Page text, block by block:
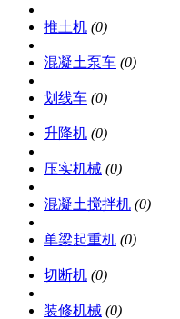
推土机 (0)
混凝土泵车 (0)
划线车 (0)
升降机 (0)
压实机械 (0)
混凝土搅拌机 (0)
单梁起重机 (0)
切断机 (0)
装修机械 (0)